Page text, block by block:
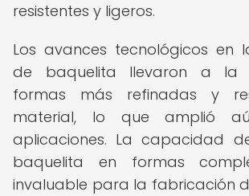
resistentes y ligeros.
Los avances tecnológicos en
de baquelita llevaron a la
formas más refinadas y
material, lo que amplió
aplicaciones. La capacidad
baquelita en formas
invaluable para la fabricación